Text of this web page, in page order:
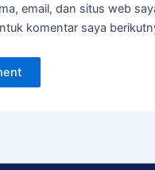
email, dan situs web
komentar saya